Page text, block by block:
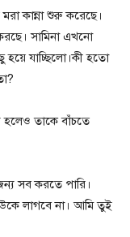
কান্না শুরু করেছে।
সামিনা এখনো
হয়ে যাচ্ছিলো।কী হতো
হলেও তাকে বাঁচতে
সব করতে পারি।
লাগবে না। আমি তুই